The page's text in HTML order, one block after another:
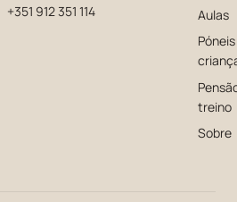
+351 912 351 114
Aulas
treino
Sobre